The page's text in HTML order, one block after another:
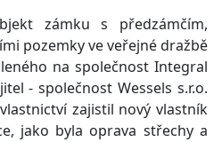
zámku s předzámčím,
pozemky ve veřejné dražbě
na společnost Integral
- společnost Wessels s.r.o.
zajistil nový vlastník
jako byla oprava střechy a